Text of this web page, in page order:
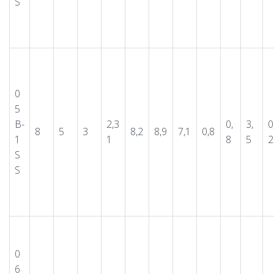
0
5
B-
1
S
S
8 5 3
2,3
1
8,2 8,9 7,1 0,8
0,
8
3,
5
2
0
6